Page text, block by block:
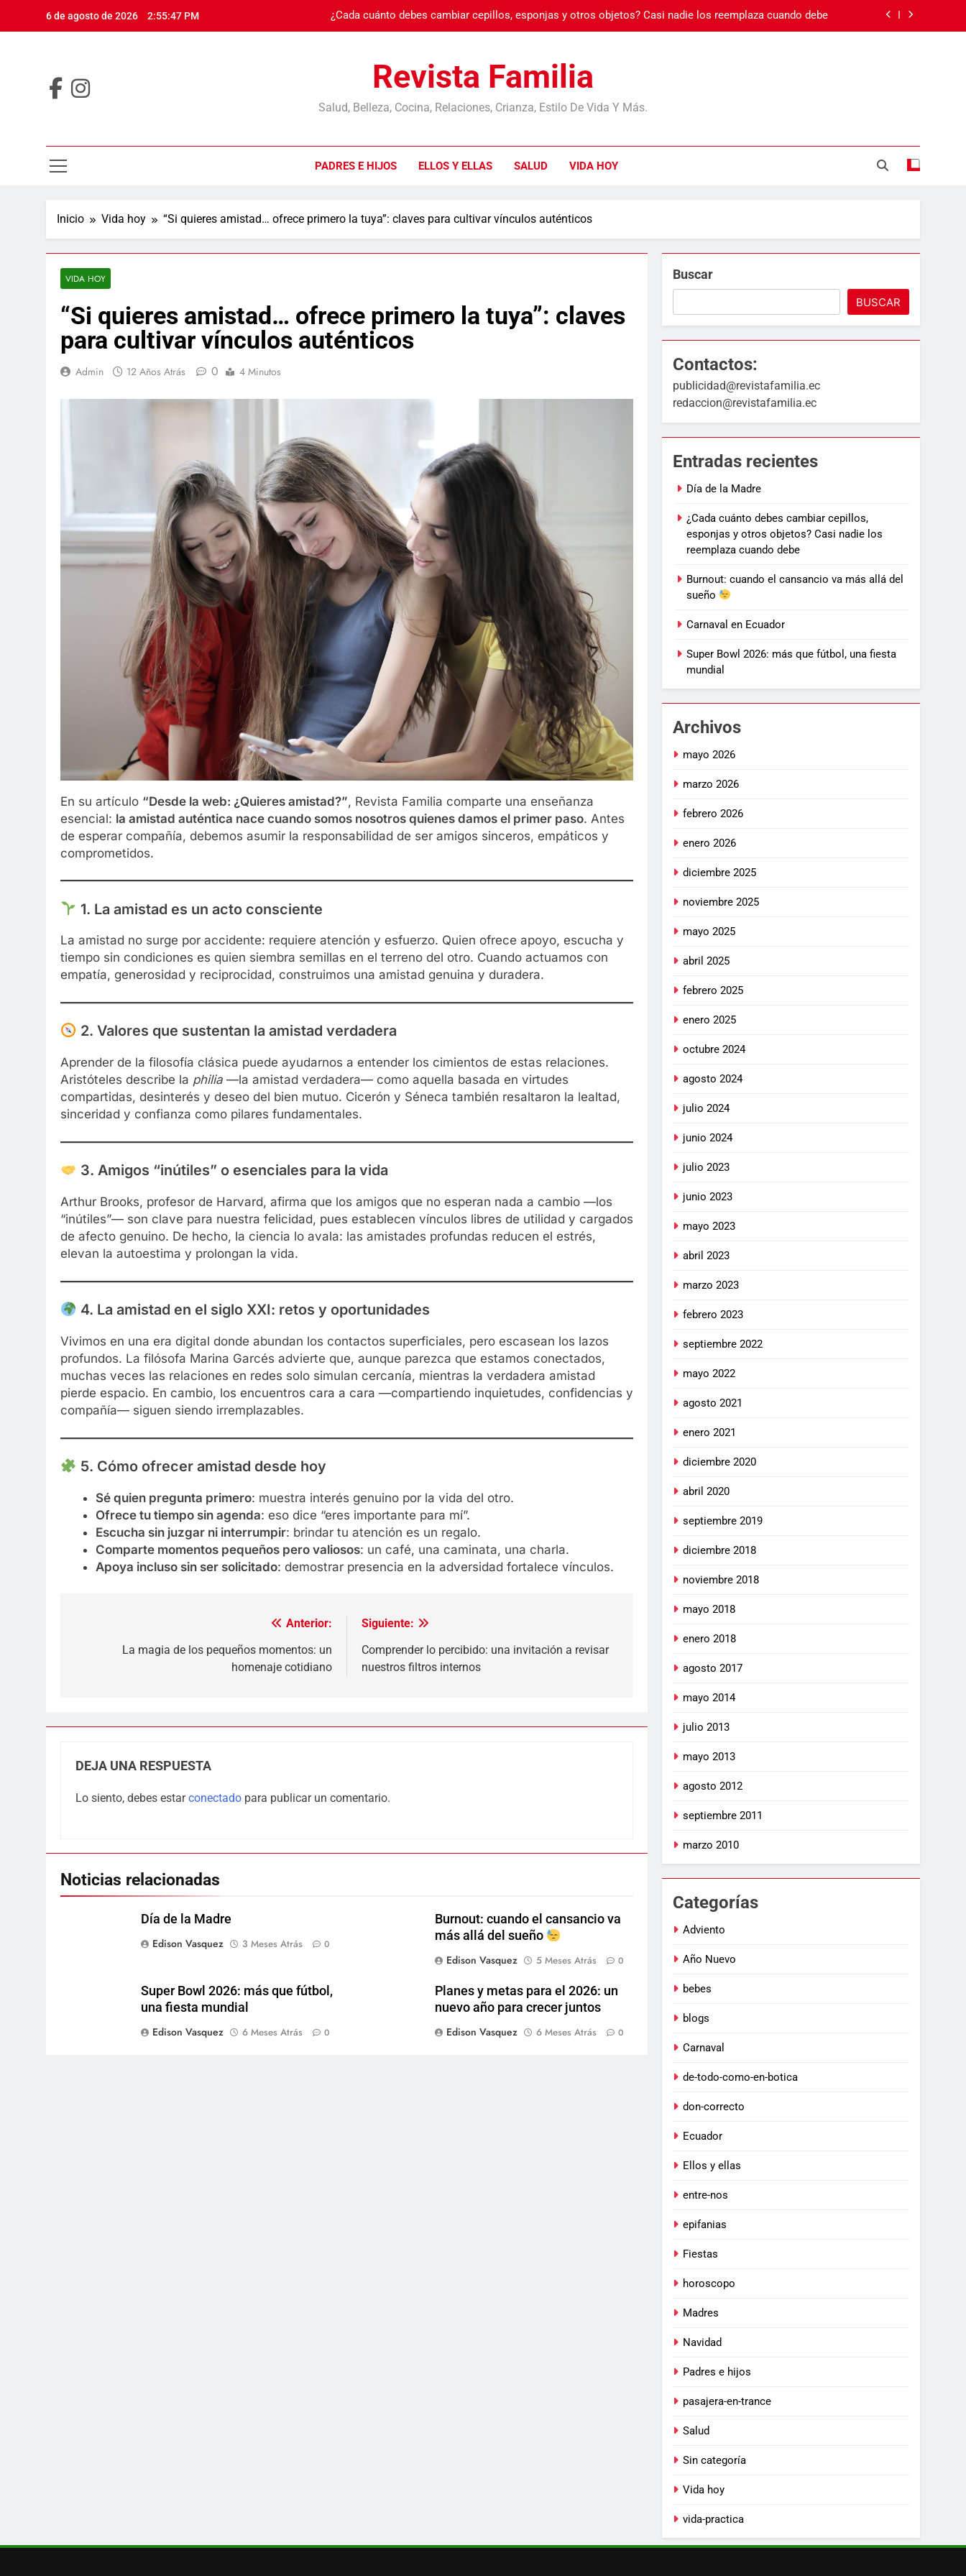
6 de agosto de 2026 2:55:48 PM ¿Cada cuánto debes cambiar cepillos, esponjas y otros objetos? Casi nadie los reemplaza cuando debe
Revista Familia
Salud, Belleza, Cocina, Relaciones, Crianza, Estilo De Vida Y Más.
PADRES E HIJOS ELLOS Y ELLAS SALUD VIDA HOY
Inicio Vida hoy “Si quieres amistad… ofrece primero la tuya”: claves para cultivar vínculos auténticos
VIDA HOY
“Si quieres amistad… ofrece primero la tuya”: claves
para cultivar vínculos auténticos
Admin 12 Años Atrás 0 4 Minutos
En su artículo “Desde la web: ¿Quieres amistad?”, Revista Familia comparte una enseñanza
esencial: la amistad auténtica nace cuando somos nosotros quienes damos el primer paso. Antes
de esperar compañía, debemos asumir la responsabilidad de ser amigos sinceros, empáticos y
comprometidos.
1. La amistad es un acto consciente
La amistad no surge por accidente: requiere atención y esfuerzo. Quien ofrece apoyo, escucha y
tiempo sin condiciones es quien siembra semillas en el terreno del otro. Cuando actuamos con
empatía, generosidad y reciprocidad, construimos una amistad genuina y duradera.
2. Valores que sustentan la amistad verdadera
Aprender de la filosofía clásica puede ayudarnos a entender los cimientos de estas relaciones.
Aristóteles describe la philia —la amistad verdadera— como aquella basada en virtudes
compartidas, desinterés y deseo del bien mutuo. Cicerón y Séneca también resaltaron la lealtad,
sinceridad y confianza como pilares fundamentales.
3. Amigos “inútiles” o esenciales para la vida
Arthur Brooks, profesor de Harvard, afirma que los amigos que no esperan nada a cambio —los
“inútiles”— son clave para nuestra felicidad, pues establecen vínculos libres de utilidad y cargados
de afecto genuino. De hecho, la ciencia lo avala: las amistades profundas reducen el estrés,
elevan la autoestima y prolongan la vida.
4. La amistad en el siglo XXI: retos y oportunidades
Vivimos en una era digital donde abundan los contactos superficiales, pero escasean los lazos
profundos. La filósofa Marina Garcés advierte que, aunque parezca que estamos conectados,
muchas veces las relaciones en redes solo simulan cercanía, mientras la verdadera amistad
pierde espacio. En cambio, los encuentros cara a cara —compartiendo inquietudes, confidencias y
compañía— siguen siendo irremplazables.
5. Cómo ofrecer amistad desde hoy
Sé quien pregunta primero: muestra interés genuino por la vida del otro.
Ofrece tu tiempo sin agenda: eso dice “eres importante para mí”.
Escucha sin juzgar ni interrumpir: brindar tu atención es un regalo.
Comparte momentos pequeños pero valiosos: un café, una caminata, una charla.
Apoya incluso sin ser solicitado: demostrar presencia en la adversidad fortalece vínculos.
Anterior:
La magia de los pequeños momentos: un
homenaje cotidiano
Siguiente:
Comprender lo percibido: una invitación a revisar
nuestros filtros internos
DEJA UNA RESPUESTA
Lo siento, debes estarconectado para publicar un comentario.
Noticias relacionadas
Día de la Madre
Edison Vasquez
3 Meses Atrás 0
Burnout: cuando el cansancio va
más allá del sueño
Edison Vasquez
5 Meses Atrás 0
Super Bowl 2026: más que fútbol,
una fiesta mundial
Edison Vasquez
6 Meses Atrás 0
Planes y metas para el 2026: un
nuevo año para crecer juntos
Edison Vasquez
6 Meses Atrás 0
Buscar
BUSCAR
Contactos:
publicidad@revistafamilia.ec
redaccion@revistafamilia.ec
Entradas recientes
Día de la Madre
¿Cada cuánto debes cambiar cepillos,
esponjas y otros objetos? Casi nadie los
reemplaza cuando debe
Burnout: cuando el cansancio va más allá del
sueño
Carnaval en Ecuador
Super Bowl 2026: más que fútbol, una fiesta
mundial
Archivos
mayo 2026
marzo 2026
febrero 2026
enero 2026
diciembre 2025
noviembre 2025
mayo 2025
abril 2025
febrero 2025
enero 2025
octubre 2024
agosto 2024
julio 2024
junio 2024
julio 2023
junio 2023
mayo 2023
abril 2023
marzo 2023
febrero 2023
septiembre 2022
mayo 2022
agosto 2021
enero 2021
diciembre 2020
abril 2020
septiembre 2019
diciembre 2018
noviembre 2018
mayo 2018
enero 2018
agosto 2017
mayo 2014
julio 2013
mayo 2013
agosto 2012
septiembre 2011
marzo 2010
Categorías
Adviento
Año Nuevo
bebes
blogs
Carnaval
de-todo-como-en-botica
don-correcto
Ecuador
Ellos y ellas
entre-nos
epifanias
Fiestas
horoscopo
Madres
Navidad
Padres e hijos
pasajera-en-trance
Salud
Sin categoría
Vida hoy
vida-practica